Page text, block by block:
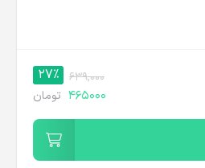
639,000
27%
465000 تومان